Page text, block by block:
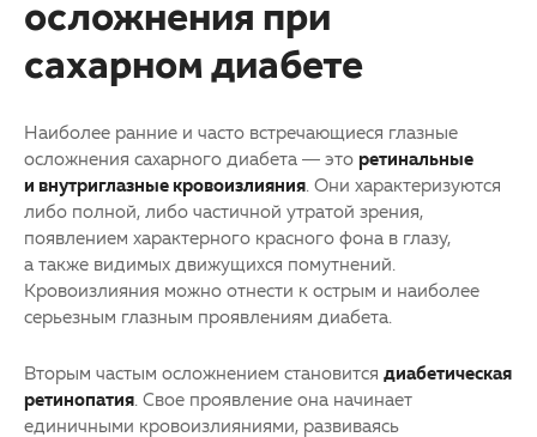
осложнения при
сахарном диабете
Наиболее ранние и часто встречающиеся глазные
осложнения сахарного диабета — это ретинальные
и внутриглазные кровоизлияния. Они характеризуются
либо полной, либо частичной утратой зрения,
появлением характерного красного фона в глазу,
а также видимых движущихся помутнений.
Кровоизлияния можно отнести к острым и наиболее
серьезным глазным проявлениям диабета.
Вторым частым осложнением становится диабетическая
ретинопатия. Свое проявление она начинает
единичными кровоизлияниями, развиваясь